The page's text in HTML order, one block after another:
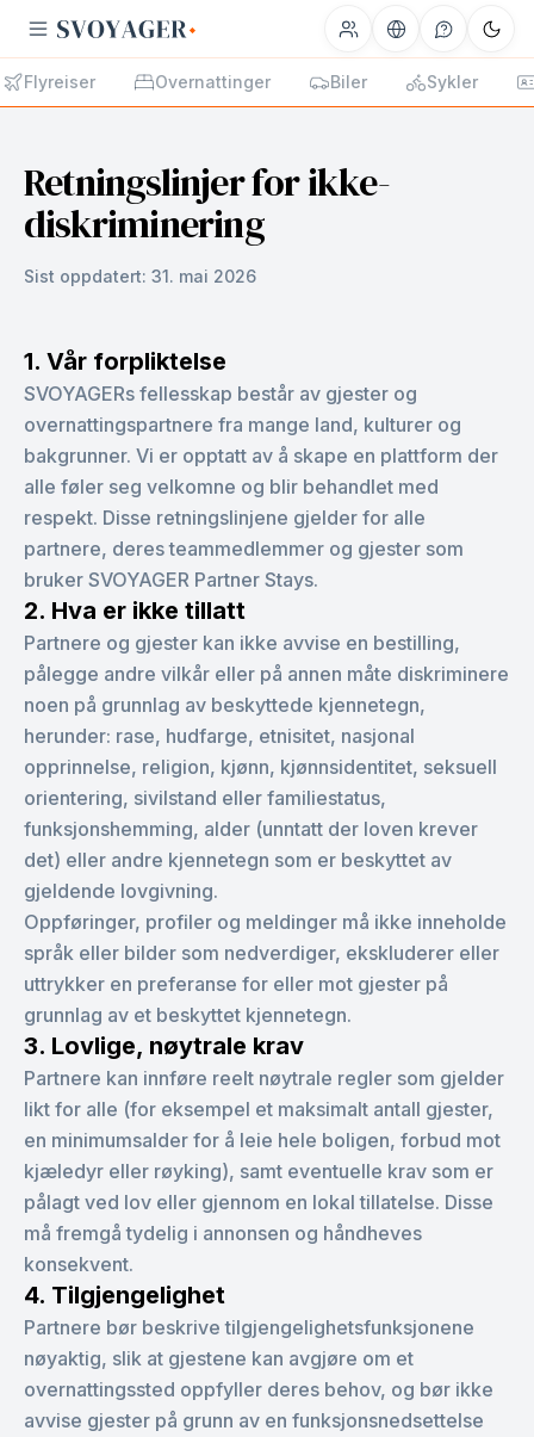
Flyreiser Overnattinger Biler Sykler
Retningslinjer for ikke-
diskriminering
Sist oppdatert: 31. mai 2026
1. Vår forpliktelse
SVOYAGERs fellesskap består av gjester og
overnattingspartnere fra mange land, kulturer og
bakgrunner. Vi er opptatt av å skape en plattform der
alle føler seg velkomne og blir behandlet med
respekt. Disse retningslinjene gjelder for alle
partnere, deres teammedlemmer og gjester som
bruker SVOYAGER Partner Stays.
2. Hva er ikke tillatt
Partnere og gjester kan ikke avvise en bestilling,
pålegge andre vilkår eller på annen måte diskriminere
noen på grunnlag av beskyttede kjennetegn,
herunder: rase, hudfarge, etnisitet, nasjonal
opprinnelse, religion, kjønn, kjønnsidentitet, seksuell
orientering, sivilstand eller familiestatus,
funksjonshemming, alder (unntatt der loven krever
det) eller andre kjennetegn som er beskyttet av
gjeldende lovgivning.
Oppføringer, profiler og meldinger må ikke inneholde
språk eller bilder som nedverdiger, ekskluderer eller
uttrykker en preferanse for eller mot gjester på
grunnlag av et beskyttet kjennetegn.
3. Lovlige, nøytrale krav
Partnere kan innføre reelt nøytrale regler som gjelder
likt for alle (for eksempel et maksimalt antall gjester,
en minimumsalder for å leie hele boligen, forbud mot
kjæledyr eller røyking), samt eventuelle krav som er
pålagt ved lov eller gjennom en lokal tillatelse. Disse
må fremgå tydelig i annonsen og håndheves
konsekvent.
4. Tilgjengelighet
Partnere bør beskrive tilgjengelighetsfunksjonene
nøyaktig, slik at gjestene kan avgjøre om et
overnattingssted oppfyller deres behov, og bør ikke
avvise gjester på grunn av en funksjonsnedsettelse